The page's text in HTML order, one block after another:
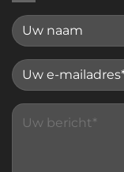
Please leave this